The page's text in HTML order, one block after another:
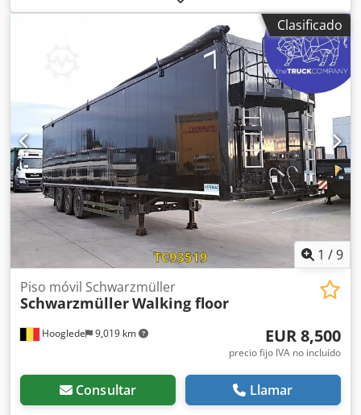
izquierdo: 8 mm, lado derecho: 8 mm Eje 2: lado izquierdo:
6 mm, lado derecho: 6 mm Eje 3: lado izquierdo: 6 mm,
Clasificado
1 /9
Hooglede 9,019 km
Piso móvil Schwarzmüller
SchwarzmüllerWalking floor
EUR 8,500
precio fijo IVA no incluído
Consultar Llamar